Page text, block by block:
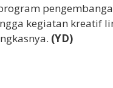
kegiatan kreatif
(YD)